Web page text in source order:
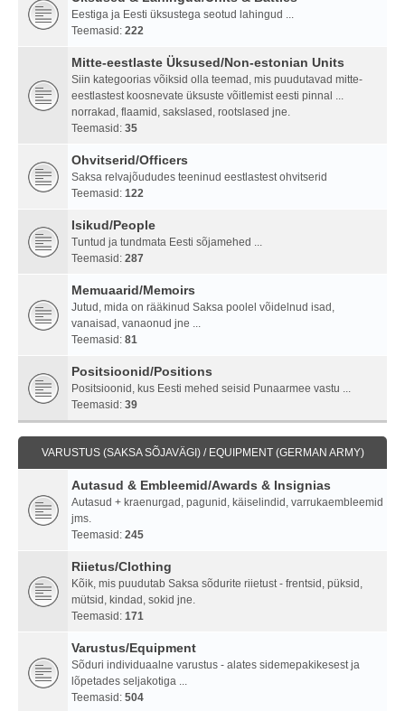
Eestiga ja Eesti üksustega seotud lahingud ...
Teemasid: 222
Mitte-eestlaste Üksused/Non-estonian Units
Siin kategoorias võiksid olla teemad, mis puudutavad mitte-
eestlastest koosnevate üksuste võitlemist eesti pinnal ...
norrakad, flaamid, sakslased, rootslased jne.
Teemasid: 35
Ohvitserid/Officers
Saksa relvajõududes teeninud eestlastest ohvitserid
Teemasid: 122
Isikud/People
Tuntud ja tundmata Eesti sõjamehed ...
Teemasid: 287
Memuaarid/Memoirs
Jutud, mida on rääkinud Saksa poolel võidelnud isad,
vanaisad, vanaonud jne ...
Teemasid: 81
Positsioonid/Positions
Positsioonid, kus Eesti mehed seisid Punaarmee vastu ...
Teemasid: 39
VARUSTUS (SAKSA SÕJAVÄGI) / EQUIPMENT (GERMAN ARMY)
Autasud & Embleemid/Awards & Insignias
Autasud + kraenurgad, pagunid, käiselindid, varrukaembleemid
jms.
Teemasid: 245
Riietus/Clothing
Kõik, mis puudutab Saksa sõdurite riietust - frentsid, püksid,
mütsid, kindad, sokid jne.
Teemasid: 171
Varustus/Equipment
Sõduri individuaalne varustus - alates sidemepakikesest ja
lõpetades seljakotiga ...
Teemasid: 504